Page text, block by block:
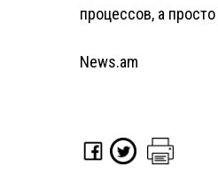
процессов, а
News.am